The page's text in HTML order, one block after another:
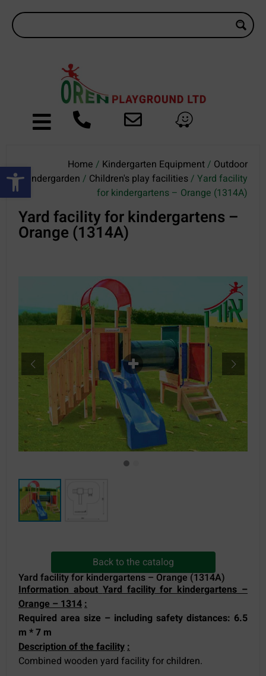
Open toolbar Home / Kindergarten Equipment/ Outdoor
Kindergarden / Children's play facilities/ Yard facility
for kindergartens – Orange (1314A)
Yard facility for kindergartens –
Orange (1314A)
Back to the catalog
Yard facility for kindergartens – Orange (1314A)
Information about Yard facility for kindergartens –
Orange – 1314:
Required area size – including safety distances: 6.5
m * 7 m
Description of the facility:
Combined wooden yard facility for children.